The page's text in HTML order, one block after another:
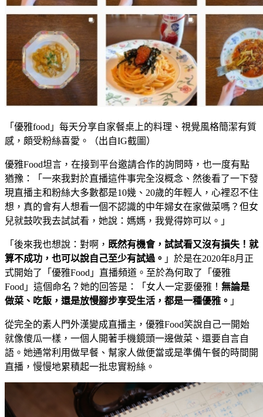
「優雅food」每天分享自家餐桌上的料理、視覺風格簡潔有質
感，頗受粉絲喜愛。（出自IG截圖）
優雅Food坦言，在接到平台邀請合作的詢問時，也一度有點
猶豫：「一來我對於直播這件事完全沒概念、然後看了一下發
現直播主和粉絲大多數都是10幾、20歲的年輕人，心裡忍不住
想，真的會有人想看一個不認識的中年婦女在家做菜嗎？但女
兒就鼓吹我去試試看，她說：媽媽，我覺得妳可以。」
「後來我也想說：對啊， 既然有機會，試試看又沒有損失！就
算不成功，也可以說自己至少有試過。 」於是在2020年8月正
式開始了「優雅Food」直播頻道。至於為何取了「優雅
Food」這個命名？她的回答是：「女人一定要優雅！ 無論是
做菜、吃飯，還是放慢腳步享受生活，都是一種優雅。 」
從完全的素人門外漢變成直播主，優雅Food笑說自己一開始
就像傻瓜一樣，一個人開著手機鏡頭一邊做菜、還要自言自
語。她通常利用做早餐、幫家人做便當或是準備午餐的時間開
直播，慢慢地累積起一批忠實粉絲。